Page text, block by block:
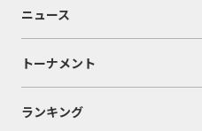
ニュース
トーナメント
ランキング